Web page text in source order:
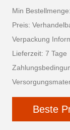
Min
Preis:
Verpackung
Lieferzeit: 7 Tage
Beste